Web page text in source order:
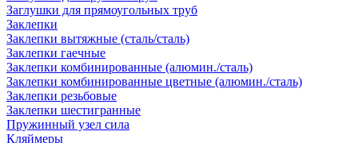
Заглушки для прямоугольных труб
Заклепки
Заклепки вытяжные (сталь/сталь)
Заклепки гаечные
Заклепки комбинированные (алюмин./сталь)
Заклепки комбинированные цветные (алюмин./сталь)
Заклепки резьбовые
Заклепки шестигранные
Пружинный узел сила
Кляймеры